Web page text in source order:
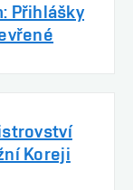
Přihlášky
Koreji